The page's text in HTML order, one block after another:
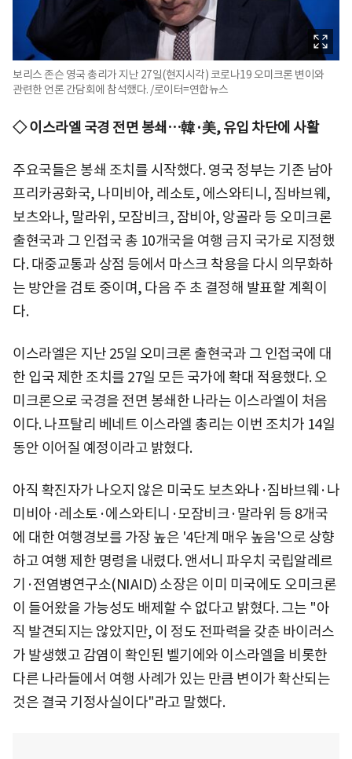
보리스 존슨 영국 총리가 지난 27일(현지시각) 코로나19 오미크론 변이와
관련한 언론 간담회에 참석했다. /로이터=연합뉴스
◇ 이스라엘 국경 전면 봉쇄…韓·美, 유입 차단에 사활
주요국들은 봉쇄 조치를 시작했다. 영국 정부는 기존 남아
프리카공화국, 나미비아, 레소토, 에스와티니, 짐바브웨,
보츠와나, 말라위, 모잠비크, 잠비아, 앙골라 등 오미크론
출현국과 그 인접국 총 10개국을 여행 금지 국가로 지정했
다. 대중교통과 상점 등에서 마스크 착용을 다시 의무화하
는 방안을 검토 중이며, 다음 주 초 결정해 발표할 계획이
다.
이스라엘은 지난 25일 오미크론 출현국과 그 인접국에 대
한 입국 제한 조치를 27일 모든 국가에 확대 적용했다. 오
미크론으로 국경을 전면 봉쇄한 나라는 이스라엘이 처음
이다. 나프탈리 베네트 이스라엘 총리는 이번 조치가 14일
동안 이어질 예정이라고 밝혔다.
아직 확진자가 나오지 않은 미국도 보츠와나·짐바브웨·나
미비아·레소토·에스와티니·모잠비크·말라위 등 8개국
에 대한 여행경보를 가장 높은 '4단계 매우 높음'으로 상향
하고 여행 제한 명령을 내렸다. 앤서니 파우치 국립알레르
기·전염병연구소(NIAID) 소장은 이미 미국에도 오미크론
이 들어왔을 가능성도 배제할 수 없다고 밝혔다. 그는 "아
직 발견되지는 않았지만, 이 정도 전파력을 갖춘 바이러스
가 발생했고 감염이 확인된 벨기에와 이스라엘을 비롯한
다른 나라들에서 여행 사례가 있는 만큼 변이가 확산되는
것은 결국 기정사실이다"라고 말했다.